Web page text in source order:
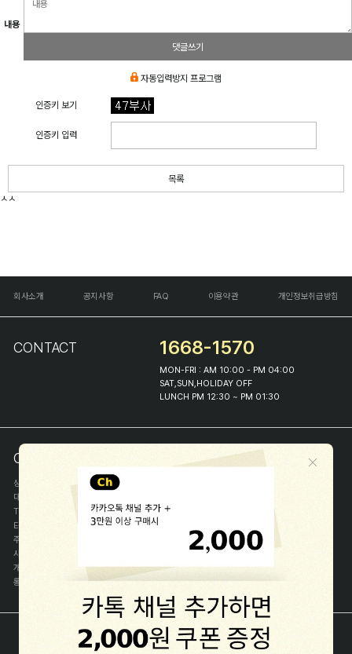
내용
댓글쓰기
자동입력방지 프로그램
인증키 보기
인증키 입력
목록
ㅅㅅ
회사소개 공지사항 FAQ 이용약관 개인정보취급방침
CONTACT 1668-1570
MON-FRI : AM 10:00 - PM 04:00
SAT,SUN,HOLIDAY OFF
LUNCH PM 12:30 ~ PM 01:30
COMPANY INFO
상호
(주)해피프린스
대표
TEL
1668-1570
E-MAIL
help@happyprince.co.kr
주소
사업자등록번호
개인정보관리자
이화진
통신판매신고번호
제 2018-서울종로-1384 호[사업자정보확인]
COPYRIGHT(C) (주)해피프린스 ALL RIGHT RESERVED.